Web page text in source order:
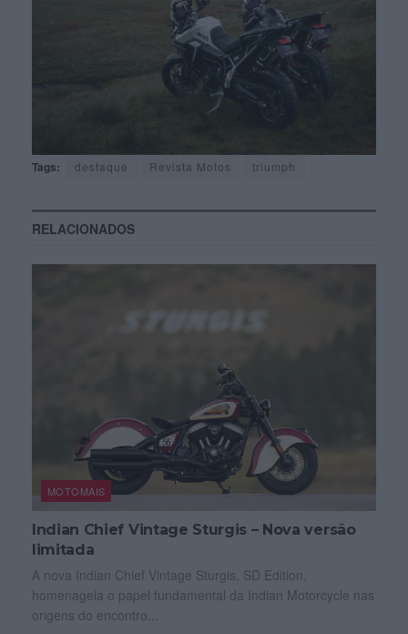
Tags: destaque Revista Motos triumph
RELACIONADOS
MOTOMAIS
Indian Chief Vintage Sturgis – Nova versão
limitada
A nova Indian Chief Vintage Sturgis, SD Edition,
homenageia o papel fundamental da Indian Motorcycle nas
origens do encontro...